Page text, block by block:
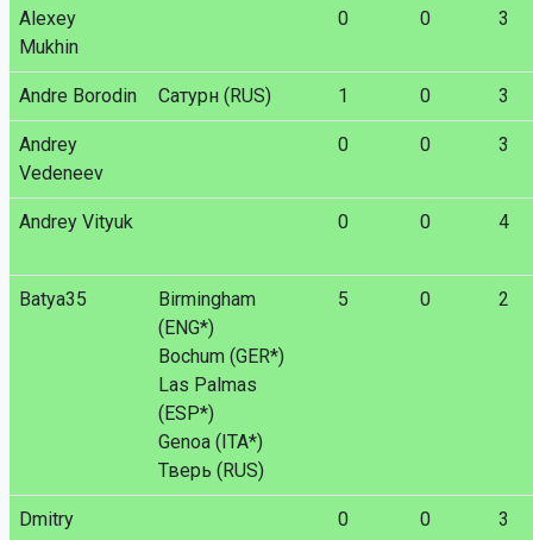
Alexey
Mukhin
0 0 3
Andre Borodin Сатурн (RUS) 1 0 3
Andrey
Vedeneev
0 0 3
Andrey Vityuk 0 0 4
Batya35
Birmingham
(ENG*)
Bochum (GER*)
Las Palmas
(ESP*)
Genoa (ITA*)
Тверь (RUS)
5 0 2
Dmitry
0 0 3